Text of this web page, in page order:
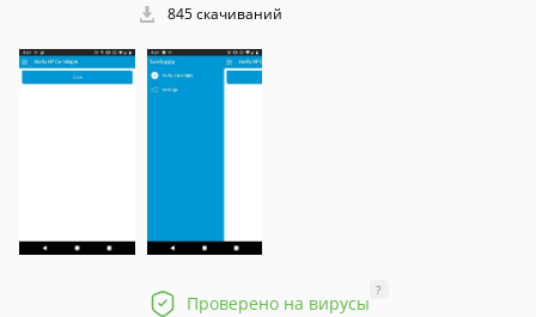
845 скачиваний
Проверено на вирусы
?